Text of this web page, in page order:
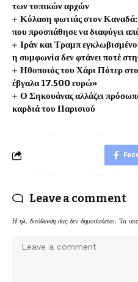
των τοπικών αρχών
Κόλαση φωτιάς στον
που προσπάθησε να διαφύγει
Ιράν και Τραμπ
η συμφωνία δεν φτάνει ποτέ
Ηθοποιός του Χάρι Πότερ
έβγαλα 17.500 ευρώ»
Ο Σηκουάνας αλλάζει
καρδιά του Παρισιού
Leave a comment
Η ηλ. διεύθυνση σας δεν δημοσιεύεται. Τα